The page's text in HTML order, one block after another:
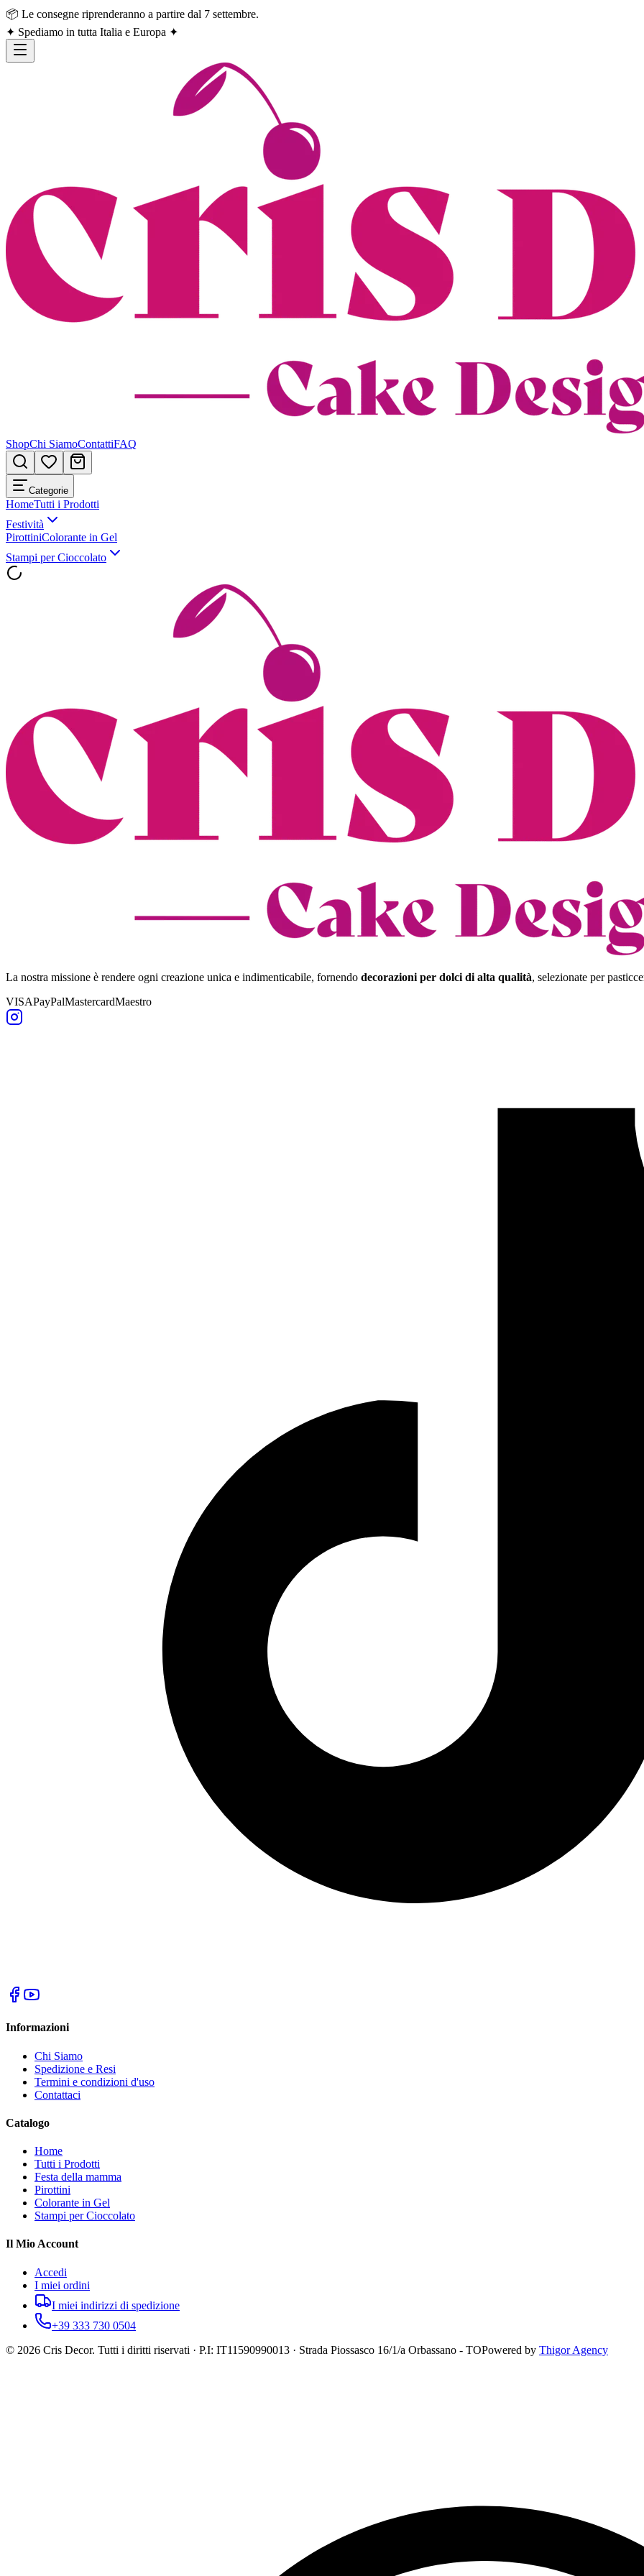
📦 Le consegne riprenderanno a partire dal 7 settembre.
✦ Spediamo in tutta Italia e Europa ✦
ShopChi SiamoContattiFAQ
Categorie
HomeTutti i Prodotti
Festività
PirottiniColorante in Gel
Stampi per Cioccolato
La nostra missione è rendere ogni creazione unica e indimenticabile, fornendo decorazioni per dolci di alta qualità, selezionate per
VISAPayPalMastercardMaestro
Informazioni
Chi Siamo
Spedizione e Resi
Termini e condizioni d'uso
Contattaci
Catalogo
Home
Tutti i Prodotti
Festa della mamma
Pirottini
Colorante in Gel
Stampi per Cioccolato
Il Mio Account
Accedi
I miei ordini
I miei indirizzi di spedizione
+39 333 730 0504
© 2026 Cris Decor. Tutti i diritti riservati · P.I: IT11590990013 · Strada Piossasco 16/1/a Orbassano - TOPowered by Thigor Agency